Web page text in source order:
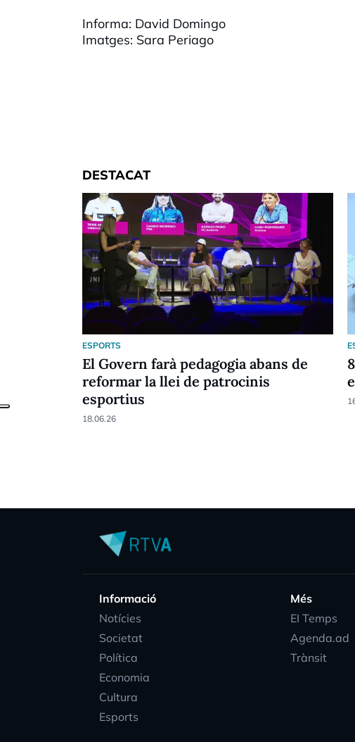
Informa: David Domingo
Imatges: Sara Periago
DESTACAT
ESPORTS
El Govern farà pedagogia abans de
reformar la llei de patrocinis
esportius
18.06.26
Informació
Notícies
Societat
Política
Economia
Cultura
Esports
Més
EI Temps
Agenda.ad
Trànsit